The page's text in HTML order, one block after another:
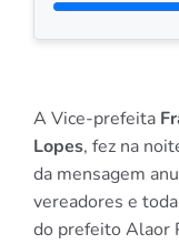
A Vice-prefeita
Lopes, fez na
da mensagem
vereadores e
do prefeito Alaor